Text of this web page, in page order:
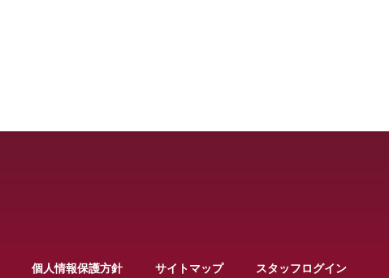
個人情報保護方針 サイトマップ スタッフログイン